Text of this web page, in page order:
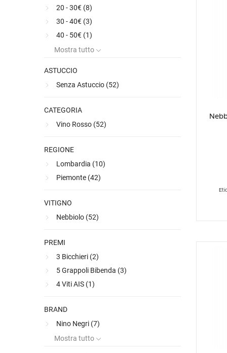
Ultimi arrivi
Accessori
Alcohol free
Accessori
Bernabei consiglia
Ultimi arrivi
Alcohol free
Accessori
Alcohol free
Gluten free
20 - 30€ (8)
30 - 40€ (3)
40 - 50€ (1)
Mostra tutto
ASTUCCIO
Senza Astuccio (52)
CATEGORIA
Vino Rosso (52)
REGIONE
Lombardia (10)
Piemonte (42)
VITIGNO
Nebbiolo (52)
PREMI
3 Bicchieri (2)
5 Grappoli Bibenda (3)
4 Viti AIS (1)
BRAND
Nino Negri (7)
Mostra tutto